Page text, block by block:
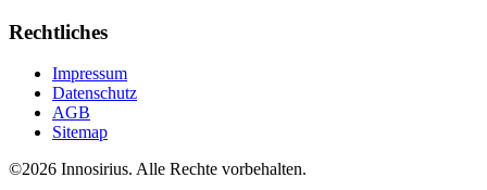
Rechtliches
Impressum
Datenschutz
AGB
Sitemap
©2026 Innosirius. Alle Rechte vorbehalten.